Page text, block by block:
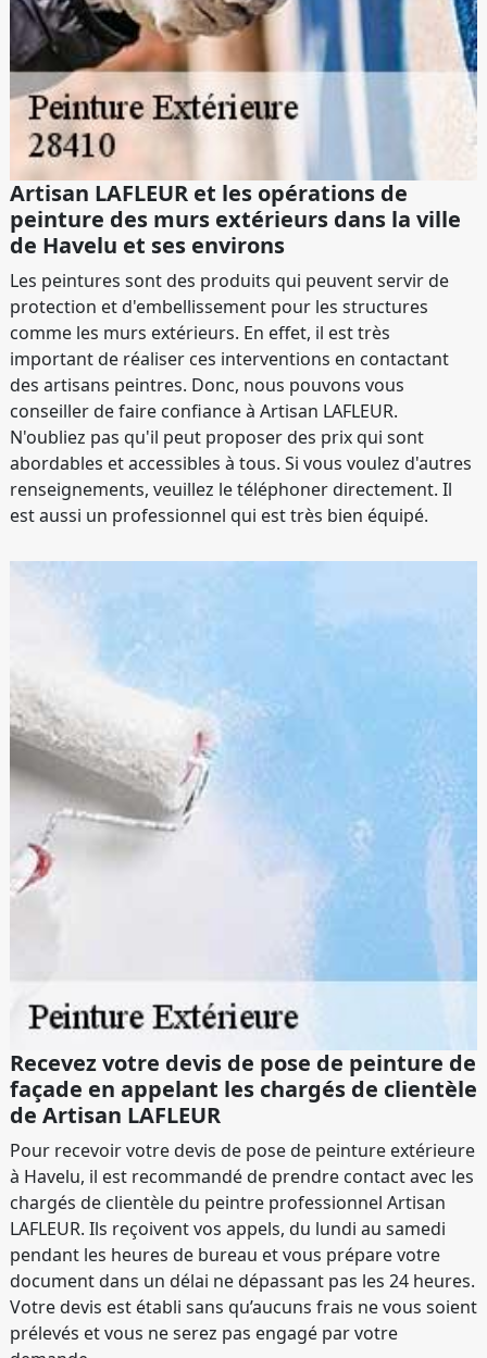
Artisan LAFLEUR et les opérations de
peinture des murs extérieurs dans la ville
de Havelu et ses environs
Les peintures sont des produits qui peuvent servir de
protection et d'embellissement pour les structures
comme les murs extérieurs. En effet, il est très
important de réaliser ces interventions en contactant
des artisans peintres. Donc, nous pouvons vous
conseiller de faire confiance à Artisan LAFLEUR.
N'oubliez pas qu'il peut proposer des prix qui sont
abordables et accessibles à tous. Si vous voulez d'autres
renseignements, veuillez le téléphoner directement. Il
est aussi un professionnel qui est très bien équipé.
Recevez votre devis de pose de peinture de
façade en appelant les chargés de clientèle
de Artisan LAFLEUR
Pour recevoir votre devis de pose de peinture extérieure
à Havelu, il est recommandé de prendre contact avec les
chargés de clientèle du peintre professionnel Artisan
LAFLEUR. Ils reçoivent vos appels, du lundi au samedi
pendant les heures de bureau et vous prépare votre
document dans un délai ne dépassant pas les 24 heures.
Votre devis est établi sans qu’aucuns frais ne vous soient
prélevés et vous ne serez pas engagé par votre